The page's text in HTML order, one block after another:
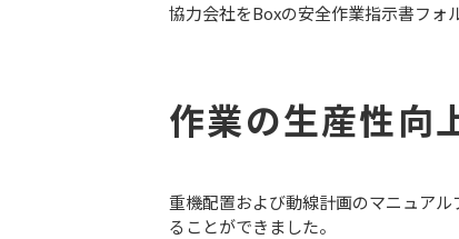
協力会社をBoxの安全作業指示書フォ
作業の生産性向
重機配置および動線計画のマニュア
ることができました。